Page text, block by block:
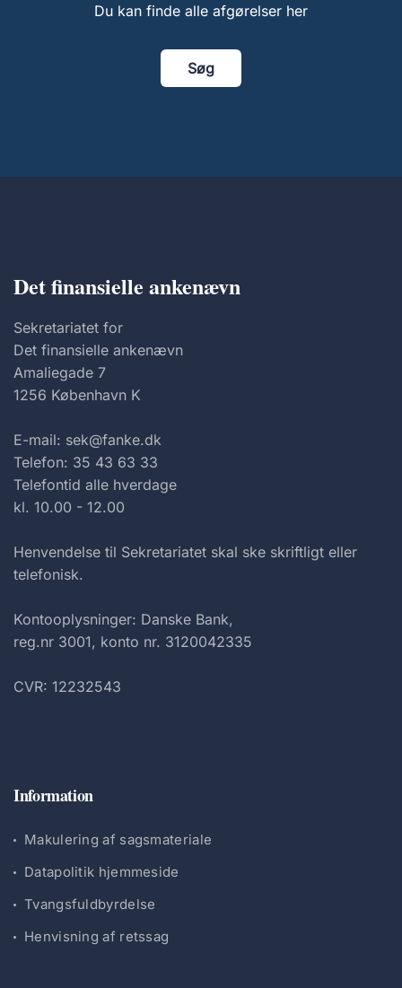
Du kan finde alle afgørelser her
Søg
Det finansielle ankenævn
Sekretariatet for
Det finansielle ankenævn
Amaliegade 7
1256 København K
E-mail: sek@fanke.dk
Telefon: 35 43 63 33
Telefontid alle hverdage
kl. 10.00 - 12.00
Henvendelse til Sekretariatet skal ske skriftligt eller
telefonisk.
Kontooplysninger: Danske Bank,
reg.nr 3001, konto nr. 3120042335
CVR: 12232543
Information
Makulering af sagsmateriale
Datapolitik hjemmeside
Tvangsfuldbyrdelse
Henvisning af retssag